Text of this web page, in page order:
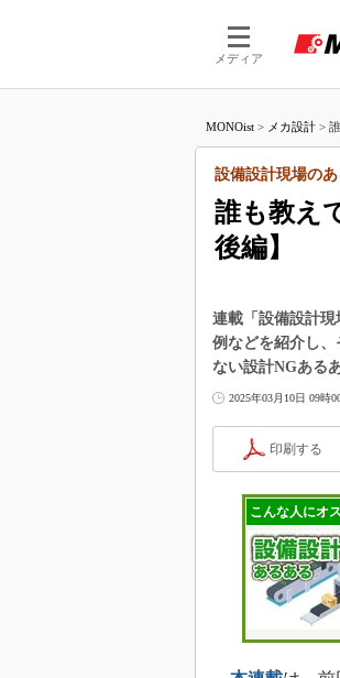
メディア
MONOist > メカ設計 >
誰も教え
後編】
設備設計現場のあ
連載「設備設計
例などを紹介し
ない設計NGある
2025年03月10日 09時
印刷する
こんな人にオ